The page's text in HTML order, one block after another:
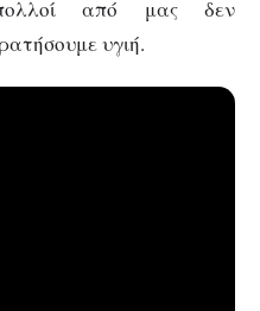
από μας δεν
υγιή.